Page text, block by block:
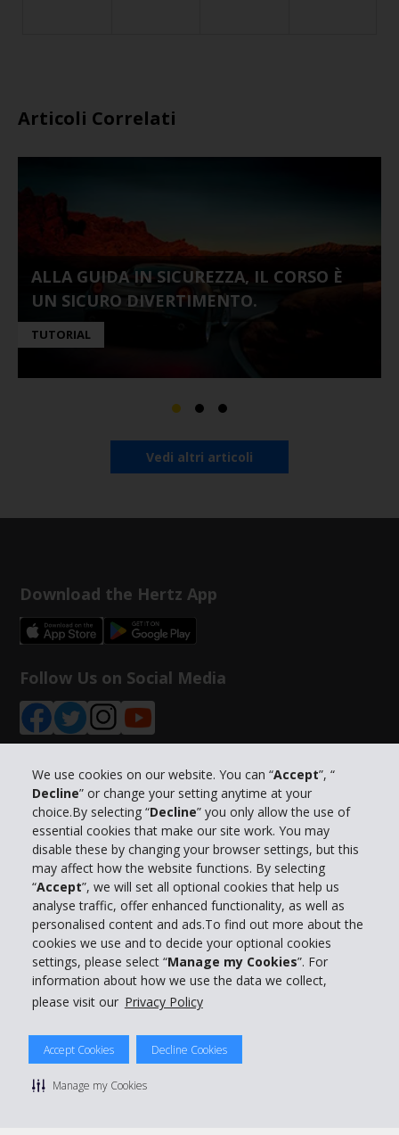
We use cookies on our website. You can “Accept”, “
Decline” or change your setting anytime at your
choice.By selecting “Decline” you only allow the use of
essential cookies that make our site work. You may
disable these by changing your browser settings, but this
may affect how the website functions. By selecting
“Accept”, we will set all optional cookies that help us
analyse traffic, offer enhanced functionality, as well as
personalised content and ads.To find out more about the
cookies we use and to decide your optional cookies
settings, please select “Manage my Cookies”. For
information about how we use the data we collect,
please visit our Privacy Policy
Accept Cookies Decline Cookies
Manage my Cookies
Articoli Correlati
ALLA GUIDA IN SICUREZZA, IL CORSO È
UN SICURO DIVERTIMENTO.
TUTORIAL
Vedi altri articoli
Download the Hertz App
Follow Us on Social Media
Info su Hertz
Business
Customer Service
Prenota con Hertz
© 2026 The Hertz System, Inc.
Privacy Policy | Condizioni di Utilizzo |
Manage cookie preferences